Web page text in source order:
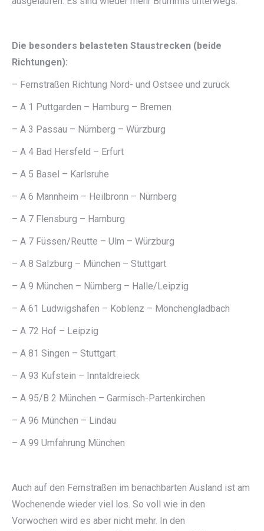
Die besonders belasteten Staustrecken (beide
Richtungen):
– Fernstraßen Richtung Nord- und Ostsee und zurück
– A 1 Puttgarden – Hamburg – Bremen
– A 3 Passau – Nürnberg – Würzburg
– A 4 Bad Hersfeld – Erfurt
– A 5 Basel – Karlsruhe
– A 6 Mannheim – Heilbronn – Nürnberg
– A 7 Flensburg – Hamburg
– A 7 Füssen/Reutte – Ulm – Würzburg
– A 8 Salzburg – München – Stuttgart
– A 9 München – Nürnberg – Halle/Leipzig
– A 61 Ludwigshafen – Koblenz – Mönchengladbach
– A 72 Hof – Leipzig
– A 81 Singen – Stuttgart
– A 93 Kufstein – Inntaldreieck
– A 95/B 2 München – Garmisch-Partenkirchen
– A 96 München – Lindau
– A 99 Umfahrung München
Auch auf den Fernstraßen im benachbarten Ausland ist am
Wochenende wieder viel los. So voll wie in den
Vorwochen wird es aber nicht mehr. In den